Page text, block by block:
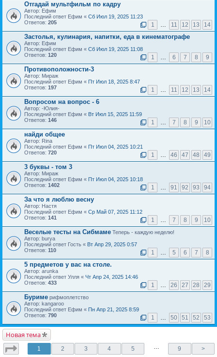
Отгадай мультфильм по кадру
Автор: Ефим
Последний ответ Ефим « Сб Июл 19, 2025 11:23
Ответов: 205 1 … 11 12 13 14
Застолья, кулинария, напитки, еда в кинематографе
Автор: Ефим
Последний ответ Ефим « Сб Июл 19, 2025 11:08
Ответов: 120 1 … 6 7 8 9
Противоположности-3
Автор: Мираж
Последний ответ Ефим « Пт Июл 18, 2025 8:47
Ответов: 197 1 … 11 12 13 14
Вопросом на вопрос - 6
Автор: -Юлия-
Последний ответ Ефим « Вт Июл 15, 2025 11:59
Ответов: 146 1 … 7 8 9 10
найди общее
Автор: Rina
Последний ответ Ефим « Пт Июл 04, 2025 10:21
Ответов: 720 1 … 46 47 48 49
3 буквы - том 3
Автор: Мираж
Последний ответ Ефим « Пт Июл 04, 2025 10:18
Ответов: 1402 1 … 91 92 93 94
За что я люблю весну
Автор: Настя
Последний ответ Ефим « Ср Май 07, 2025 11:12
Ответов: 141 1 … 7 8 9 10
Веселые тесты на Сибмаме Теперь - каждую неделю!
Автор: burya
Последний ответ Гость « Вт Апр 29, 2025 0:57
Ответов: 110 1 … 5 6 7 8
5 предметов у вас на столе.
Автор: arunka
Последний ответ Улля « Чт Апр 24, 2025 14:46
Ответов: 433 1 … 26 27 28 29
Буриме рифмоплетство
Автор: kangaroo
Последний ответ Ефим « Пн Апр 21, 2025 8:59
Ответов: 790 1 … 50 51 52 53
Новая тема
1 2 3 4 5 … 9 >